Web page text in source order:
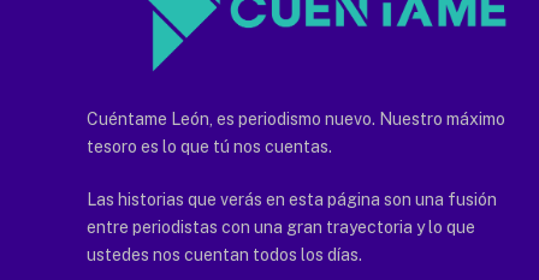
Cuéntame León, es periodismo nuevo. Nuestro máximo
tesoro es lo que tú nos cuentas.
Las historias que verás en esta página son una fusión
entre periodistas con una gran trayectoria y lo que
ustedes nos cuentan todos los días.